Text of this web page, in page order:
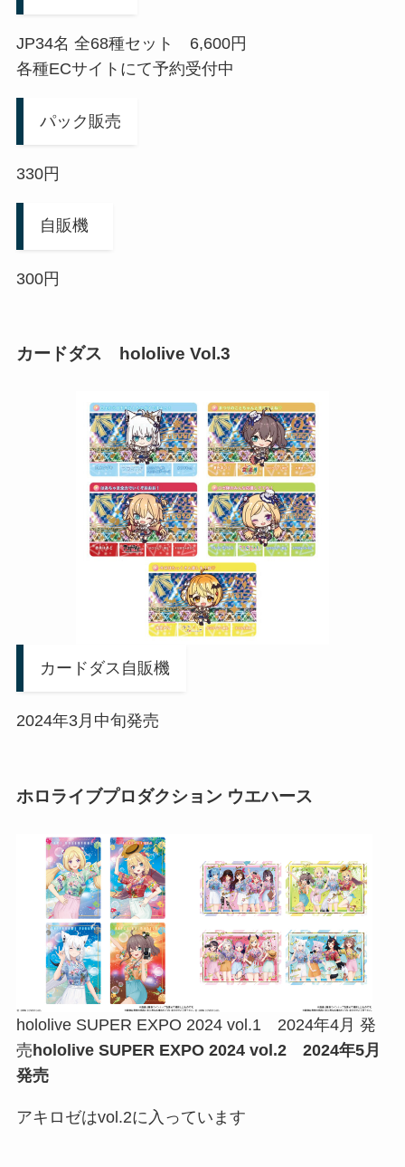
JP34名 全68種セット 6,600円
各種ECサイトにて予約受付中
パック販売
330円
自販機
300円
カードダス hololive Vol.3
カードダス自販機
2024年3月中旬発売
ホロライブプロダクション ウエハース
hololive SUPER EXPO 2024 vol.1 2024年4月 発
売hololive SUPER EXPO 2024 vol.2 2024年5月
発売
アキロゼはvol.2に入っています